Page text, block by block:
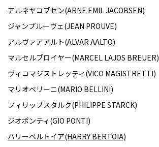
アルネヤコブセン(ARNE EMIL JACOBSEN)
ジャンプルーヴェ(JEAN PROUVE)
アルヴァアアルト(ALVAR AALTO)
マルセルブロイヤー(MARCEL LAJOS BREUER)
ヴィコマジストレッティ(VICO MAGISTRETTI)
マリオベリーニ(MARIO BELLINI)
フィリップスタルク(PHILIPPE STARCK)
ジオポンティ(GIO PONTI)
ハリーベルトイア(HARRY BERTOIA)